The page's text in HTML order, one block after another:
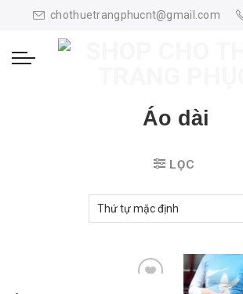
chothuetrangphucnt@gmail.com
Áo dài
LỌC